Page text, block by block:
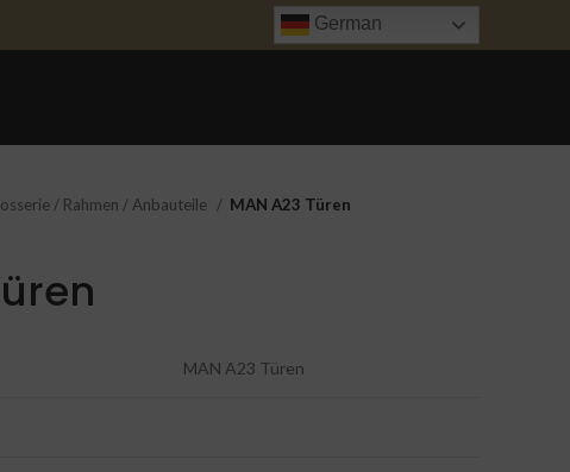
German
/ Rahmen / Anbauteile MAN A23 Türen
MAN A23 Türen